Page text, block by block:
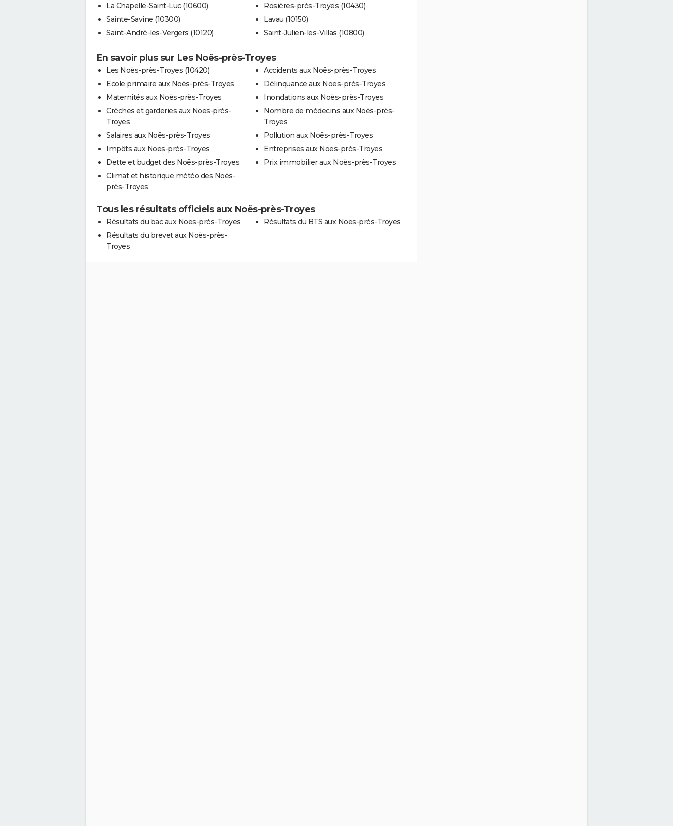
La Chapelle-Saint-Luc (10600)
Sainte-Savine (10300)
Saint-André-les-Vergers (10120)
Rosières-près-Troyes (10430)
Lavau (10150)
Saint-Julien-les-Villas (10800)
En savoir plus sur Les Noës-près-Troyes
Les Noës-près-Troyes (10420)
Ecole primaire aux Noës-près-Troyes
Maternités aux Noës-près-Troyes
Crèches et garderies aux Noës-près-
Troyes
Salaires aux Noës-près-Troyes
Impôts aux Noës-près-Troyes
Dette et budget des Noës-près-Troyes
Climat et historique météo des Noës-
près-Troyes
Accidents aux Noës-près-Troyes
Délinquance aux Noës-près-Troyes
Inondations aux Noës-près-Troyes
Nombre de médecins aux Noës-près-
Troyes
Pollution aux Noës-près-Troyes
Entreprises aux Noës-près-Troyes
Prix immobilier aux Noës-près-Troyes
Tous les résultats officiels aux Noës-près-Troyes
Résultats du bac aux Noës-près-Troyes
Résultats du brevet aux Noës-près-
Troyes
Résultats du BTS aux Noës-près-Troyes